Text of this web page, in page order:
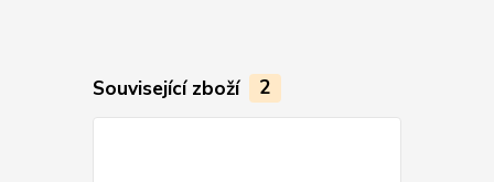
Související zboží 2